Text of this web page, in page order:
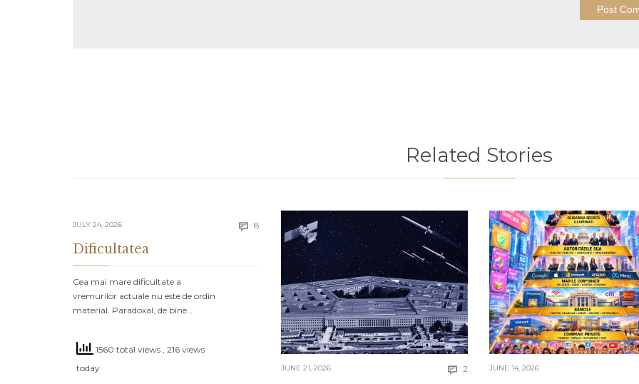
Related Stories
JULY 24, 2026  8 Comments
Dificultatea
Cea mai mare dificultate a
vremurilor actuale nu este de ordin
material. Paradoxal, de bine…
1560 total views , 216 views
today
JUNE 21, 2026  2 Comments
JUNE 14, 2026